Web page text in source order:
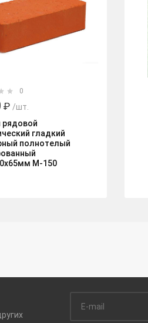
0
₽ /шт.
рядовой
гладкий
полнотелый
М-150